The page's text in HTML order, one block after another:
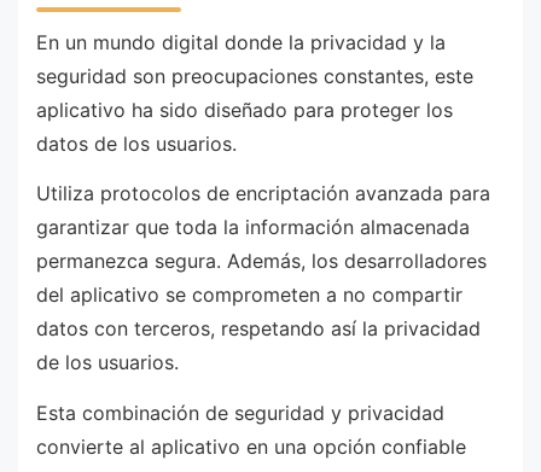
En un mundo digital donde la privacidad y la
seguridad son preocupaciones constantes, este
aplicativo ha sido diseñado para proteger los
datos de los usuarios.
Utiliza protocolos de encriptación avanzada para
garantizar que toda la información almacenada
permanezca segura. Además, los desarrolladores
del aplicativo se comprometen a no compartir
datos con terceros, respetando así la privacidad
de los usuarios.
Esta combinación de seguridad y privacidad
convierte al aplicativo en una opción confiable